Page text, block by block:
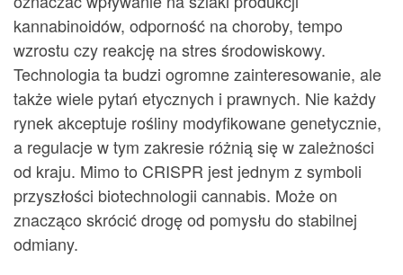
kannabinoidów, odporność na choroby, tempo
wzrostu czy reakcję na stres środowiskowy.
Technologia ta budzi ogromne zainteresowanie, ale
także wiele pytań etycznych i prawnych. Nie każdy
rynek akceptuje rośliny modyfikowane genetycznie,
a regulacje w tym zakresie różnią się w zależności
od kraju. Mimo to CRISPR jest jednym z symboli
przyszłości biotechnologii cannabis. Może on
znacząco skrócić drogę od pomysłu do stabilnej
odmiany.